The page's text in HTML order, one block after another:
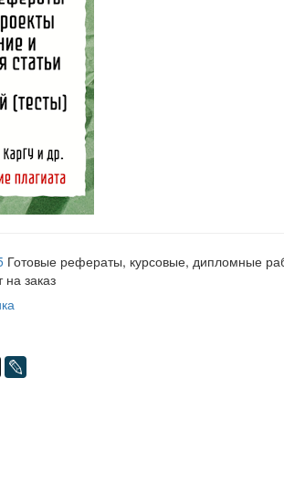
Готовые рефераты, курсовые, дипломные
заказ